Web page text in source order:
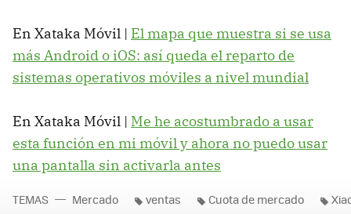
En Xataka Móvil | El mapa que muestra si se usa
más Android o iOS: así queda el reparto de
sistemas operativos móviles a nivel mundial
En Xataka Móvil | Me he acostumbrado a usar
esta función en mi móvil y ahora no puedo usar
una pantalla sin activarla antes
TEMAS Mercado ventas Cuota de mercado